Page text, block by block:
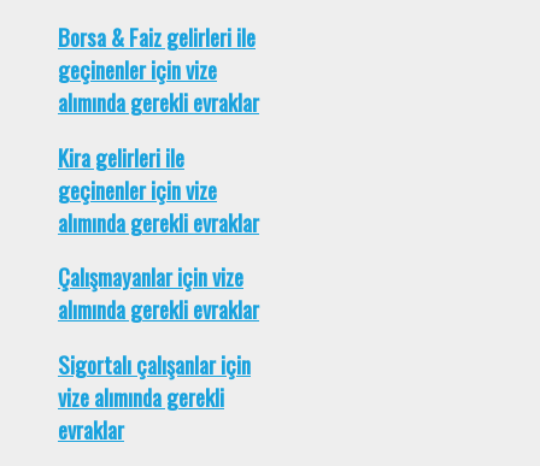
Borsa & Faiz gelirleri ile
geçinenler için vize
alımında gerekli evraklar
Kira gelirleri ile
geçinenler için vize
alımında gerekli evraklar
Çalışmayanlar için vize
alımında gerekli evraklar
Sigortalı çalışanlar için
vize alımında gerekli
evraklar